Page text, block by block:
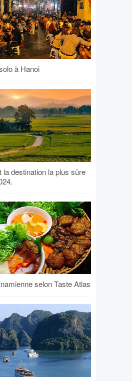
à Hanoi
la destination la plus sûre
selon Taste Atlas